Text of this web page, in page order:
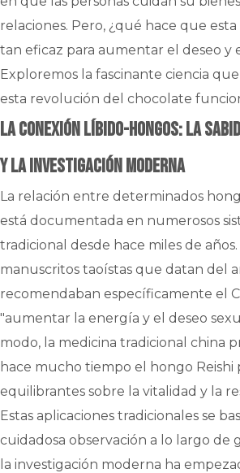
relaciones. Pero, ¿qué hace que
tan eficaz para aumentar el deseo y
Exploremos la fascinante ciencia
esta revolución del chocolate
La conexión líbido-hongos: La
y la investigación moderna
La relación entre determinados
está documentada en numerosos
tradicional desde hace miles de
manuscritos taoístas que datan del
recomendaban específicamente el
"aumentar la energía y el deseo
modo, la medicina tradicional china
hace mucho tiempo el hongo Reishi
equilibrantes sobre la vitalidad y la
Estas aplicaciones tradicionales se
cuidadosa observación a lo largo de
la investigación moderna ha